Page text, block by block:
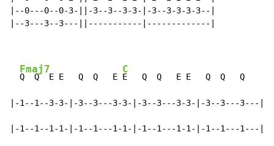
|--0---0--0-3-||-3--3--3-3-|-3--3-3-3-3--|
|--3---3--3---||-----------|-------------|
Fmaj7
Q  Q  E E   Q  Q   E
C
E   Q  Q   E E   Q  Q   Q
|-1--1--3-3-|-3--3---3-3-|-3--3---3-3-|-3--3---3---|-
|-1--1--1-1-|-1--1---1-1-|-1--1---1-1-|-1--1---1---|-